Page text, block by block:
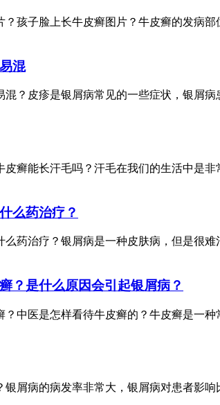
孩子脸上长牛皮癣图片？牛皮癣的发病
混
？皮疹是银屑病常见的一些症状，银屑
癣能长汗毛吗？汗毛在我们的生活中是
么药治疗？
药治疗？银屑病是一种皮肤病，但是很
？是什么原因会引起银屑病？
中医是怎样看待牛皮癣的？牛皮癣是一
屑病的病发率非常大，银屑病对患者影